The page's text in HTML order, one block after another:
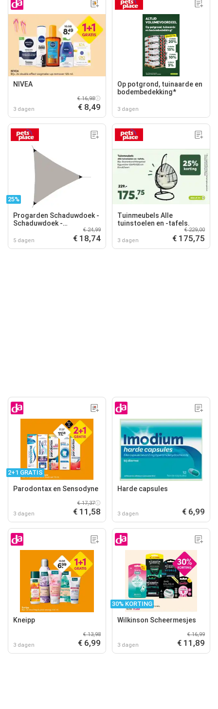
NIVEA
3 dagen
€ 16,98
€ 8,49
Op potgrond, tuinaarde en
bodembedekking*
3 dagen
25%
Progarden Schaduwdoek -
Schaduwdoek -
360x360x360 cm Taupe
5 dagen
€ 24,99
€ 18,74
Tuinmeubels Alle
tuinstoelen en -tafels.
3 dagen
€ 229,00
€ 175,75
2+1 GRATIS
Parodontax en Sensodyne
3 dagen
€ 17,37
€ 11,58
Harde capsules
3 dagen € 6,99
Kneipp
3 dagen
€ 13,98
€ 6,99
30% KORTING
Wilkinson Scheermesjes
3 dagen
€ 16,99
€ 11,89